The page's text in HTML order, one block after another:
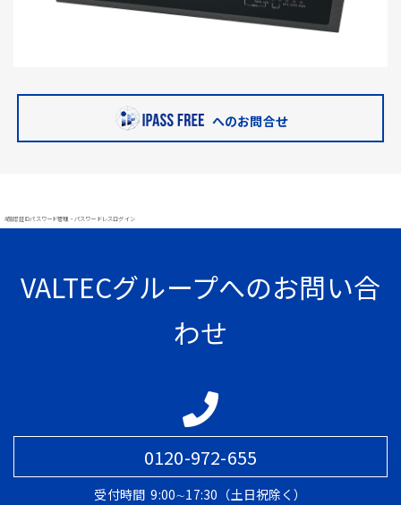
へのお問合せ
#顔認証 IDパスワード管理・パスワードレスログイン
VALTECグループへのお問い合
わせ
0120-972-655
受付時間 9:00∼17:30（土日祝除く）